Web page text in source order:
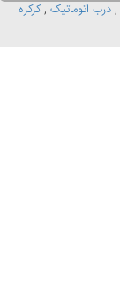
, درب اتوماتیک ,کرکره